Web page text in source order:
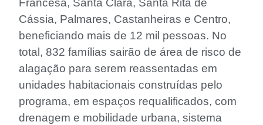
Francesa, Santa Clara, Santa Rita de
Cássia, Palmares, Castanheiras e Centro,
beneficiando mais de 12 mil pessoas. No
total, 832 famílias sairão de área de risco de
alagação para serem reassentadas em
unidades habitacionais construídas pelo
programa, em espaços requalificados, com
drenagem e mobilidade urbana, sistema